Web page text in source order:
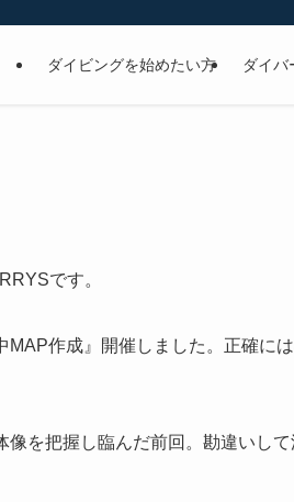
ダイビングを始めたい方 ダイバ
です。
作成』開催しました。正確に
を把握し臨んだ前回。勘違いし